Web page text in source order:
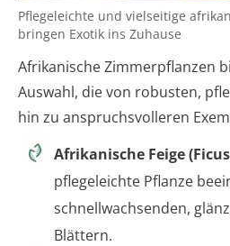
Pflegeleichte und vielseitige
bringen Exotik ins Zuhause
Afrikanische Zimmerpflanzen
Auswahl, die von robusten,
hin zu anspruchsvolleren
Afrikanische Feige
pflegeleichte Pflanze
schnellwachsenden,
Blättern.